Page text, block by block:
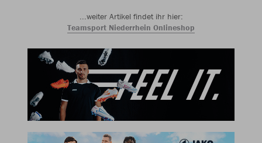
...weiter Artikel findet ihr hier:
Teamsport Niederrhein Onlineshop